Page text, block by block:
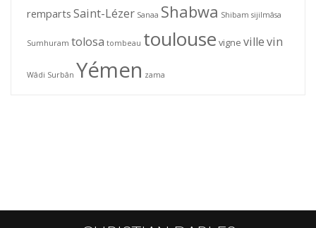
remparts Saint-Lézer Sanaa Shabwa Shibam sijilmâsa
Sumhuram tolosa tombeau toulouse vigne villevin
Wâdi Surbân Yémen zama